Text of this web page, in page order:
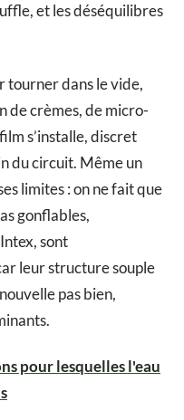
et les déséquilibres
tourner dans le vide,
de crèmes, de micro-
s’installe, discret
du circuit. Même un
limites : on ne fait que
gonflables,
sont
leur structure souple
pas bien,
pour lesquelles l'eau